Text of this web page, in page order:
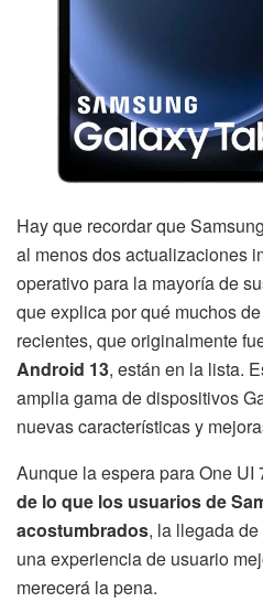
Hay que recordar que
al menos dos actualizaciones
operativo para la mayoría de
que explica por qué muchos
recientes, que originalmente
Android 13, están en la lista.
amplia gama de dispositivos
nuevas características y
Aunque la espera para One UI
de lo que los usuarios de
acostumbrados, la llegada
una experiencia de usuario
merecerá la pena.